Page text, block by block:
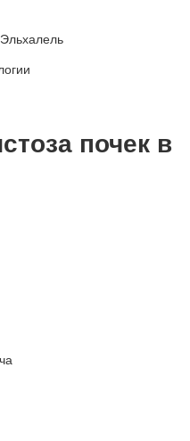
почек в